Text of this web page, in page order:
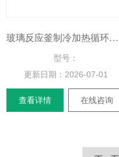
玻璃反应釜制冷加热循环装置
型号：
更新日期： 2026-07-01
查看详情 在线咨询